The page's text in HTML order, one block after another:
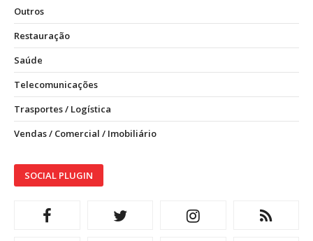
Outros
Restauração
Saúde
Telecomunicações
Trasportes / Logística
Vendas / Comercial / Imobiliário
SOCIAL PLUGIN